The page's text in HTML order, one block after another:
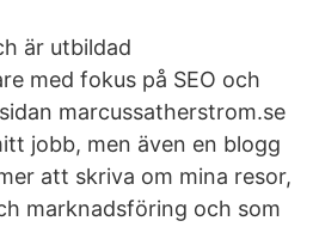
är utbildad
med fokus på SEO och
marcussatherstrom.se
jobb, men även en blogg
att skriva om mina resor,
marknadsföring och som